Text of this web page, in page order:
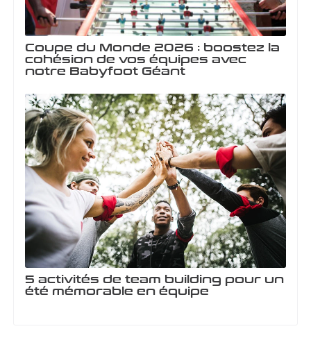
Coupe du Monde 2026 : boostez la
cohésion de vos équipes avec
notre Babyfoot Géant
5 activités de team building pour un
été mémorable en équipe